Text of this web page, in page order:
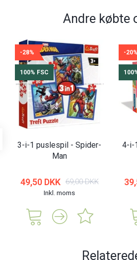
Andre købte
-28%
100% FSC
3-i-1 puslespil - Spider-
Man
49,50 DKK 69,00 DKK
Inkl. moms
-20%
4-i-